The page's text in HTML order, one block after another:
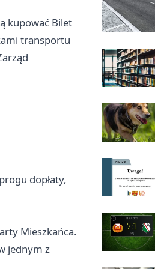
kupować Bilet
transportu
dopłaty,
Mieszkańca.
jednym z